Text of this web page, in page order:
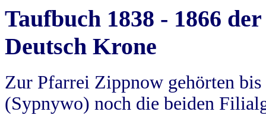
Taufbuch 1838 - 1866
Deutsch Krone
Zur Pfarrei Zippnow gehörten
(Sypnywo) noch die beiden